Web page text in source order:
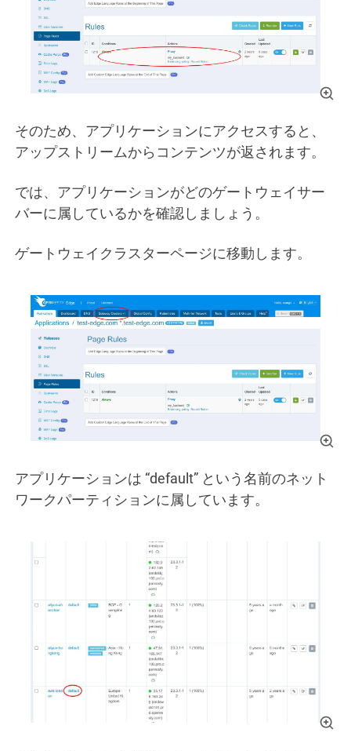
そのため、アプリケーションにアクセスすると、
アップストリームからコンテンツが返されます。
では、アプリケーションがどのゲートウェイサー
バーに属しているかを確認しましょう。
ゲートウェイクラスターページに移動します。
アプリケーションは “default” という名前のネット
ワークパーティションに属しています。